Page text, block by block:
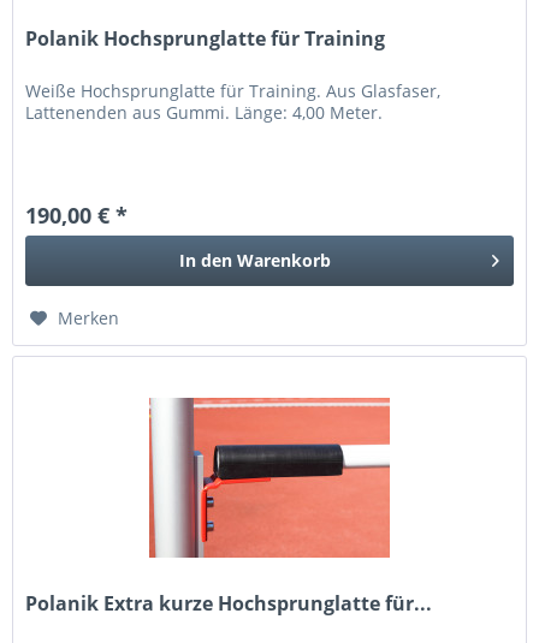
Polanik Hochsprunglatte für Training
Weiße Hochsprunglatte für Training. Aus Glasfaser,
Lattenenden aus Gummi. Länge: 4,00 Meter.
190,00 € *
In den Warenkorb
Merken
Polanik Extra kurze Hochsprunglatte für...